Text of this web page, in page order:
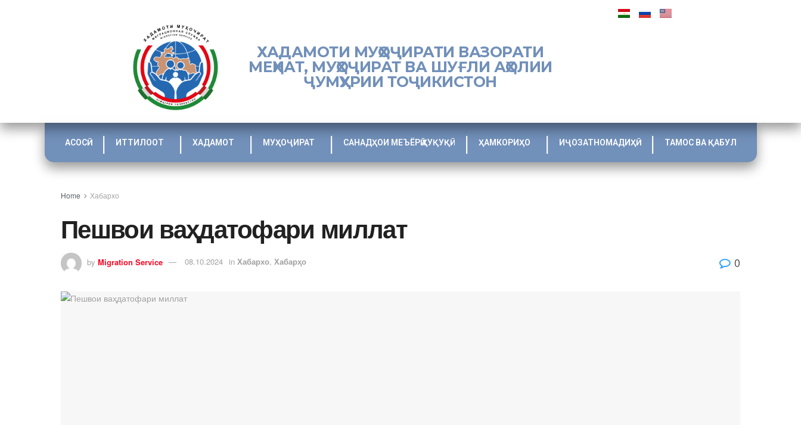
ХАДАМОТИ МУҲОҶИРАТИ ВАЗОРАТИ
МЕҲНАТ, МУҲОҶИРАТ ВА ШУҒЛИ АҲОЛИИ
ҶУМҲУРИИ ТОҶИКИСТОН
АСОСӢ ИТТИЛООТ ХАДАМОТ МУҲОҶИРАТ САНАДҲОИ МЕЪЁРӢ ҲУҚУҚӢ ҲАМКОРИҲО ИҶОЗАТНОМАДИҲӢ ТАМОС ВА ҚАБУЛ
Home Хабархо
Пешвои ваҳдатофари миллат
by Migration Service 08.10.2024 in Хабархо, Хабарҳо 0